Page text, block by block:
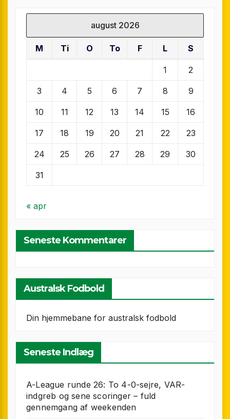
august 2026
M Ti O To F L S
1 2
3 4 5 6 7 8 9
10 11 12 13 14 15 16
17 18 19 20 21 22 23
24 25 26 27 28 29 30
31
« apr
Seneste Kommentarer
Australsk Fodbold
Din hjemmebane for australsk fodbold
Seneste Indlæg
A-League runde 26: To 4-0-sejre, VAR-
indgreb og sene scoringer – fuld
gennemgang af weekenden